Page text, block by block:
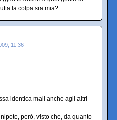
la colpa sia mia?
11:36
identica mail anche agli altri
però, visto che, da quanto